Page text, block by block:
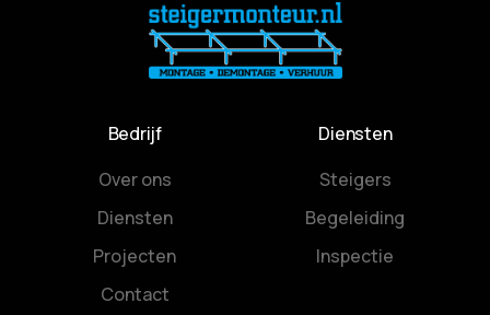
Bedrijf
Over ons
Diensten
Projecten
Contact
Diensten
Steigers
Begeleiding
Inspectie